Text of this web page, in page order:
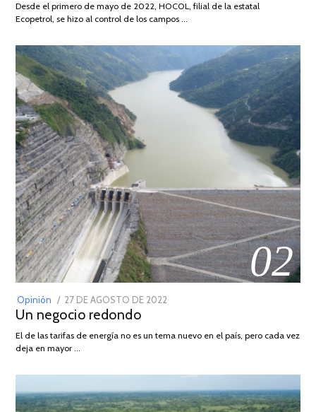
2026
Desde el primero de mayo de 2022, HOCOL, filial de la estatal
Ecopetrol, se hizo al control de los campos …
02
Opinión
POSTED
ON
27 DE AGOSTO DE 2022
DE
Un negocio redondo
El de las tarifas de energía no es un tema nuevo en el país, pero cada vez
deja en mayor …